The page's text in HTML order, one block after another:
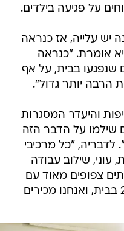
על פגיעה בילדים.
יש עלייה, אז כנראה
אומרת. "כנראה
שנפגעו בבית, על אף
הרבה יותר גדול".
והיעדר המסגרות
שילמו על הדבר הזה
לדבריה, "כל מרכיבי
עוני, שילוב עבודה
צפופים מאוד עם
ילדים שלא רגילים להיות 24/7 בבית, ואנחנו מכירים